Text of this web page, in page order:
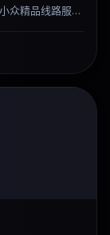
众精品线路服务